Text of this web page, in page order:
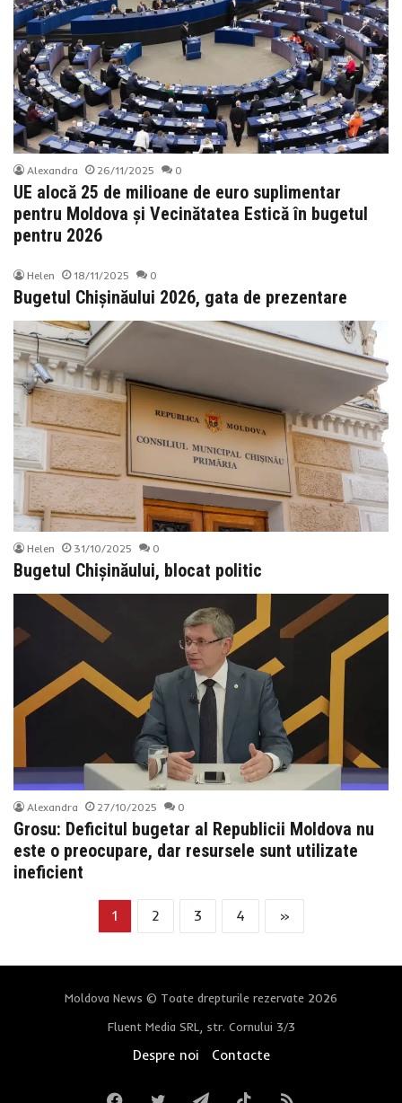
Alexandra 26/11/2025 0
UE alocă 25 de milioane de euro suplimentar
pentru Moldova și Vecinătatea Estică în bugetul
pentru 2026
Helen 18/11/2025 0
Bugetul Chișinăului 2026, gata de prezentare
Helen 31/10/2025 0
Bugetul Chișinăului, blocat politic
Alexandra 27/10/2025 0
Grosu: Deficitul bugetar al Republicii Moldova nu
este o preocupare, dar resursele sunt utilizate
ineficient
1 2 3 4 »
Moldova News © Toate drepturile rezervate 2026
Fluent Media SRL, str. Cornului 3/3
Despre noi Contacte
FacebookTwitterTelegramTikTokRSS